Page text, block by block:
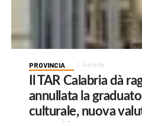
PROVINCIA 4 ore fa
Il TAR Calabria dà
annullata la
culturale, nuova